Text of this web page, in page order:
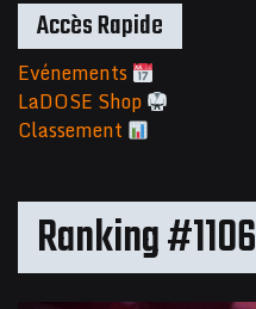
Ranking #1106
Accès Rapide
Evénements
LaDOSE Shop
Classement